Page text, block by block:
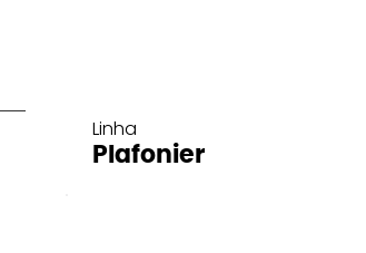
Linha
Plafonier